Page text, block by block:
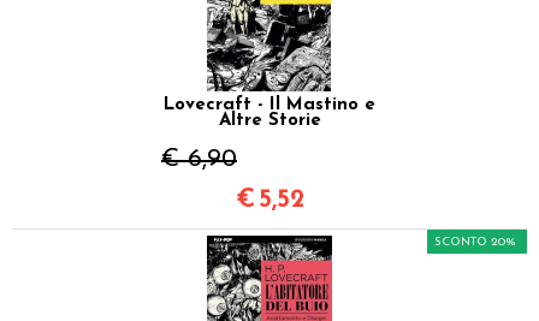
Lovecraft - Il Mastino e
Altre Storie
€ 6,90
€ 5,52
SCONTO 20%